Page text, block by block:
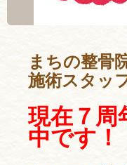
まちの整骨
施術スタッ
現在７周
中です！